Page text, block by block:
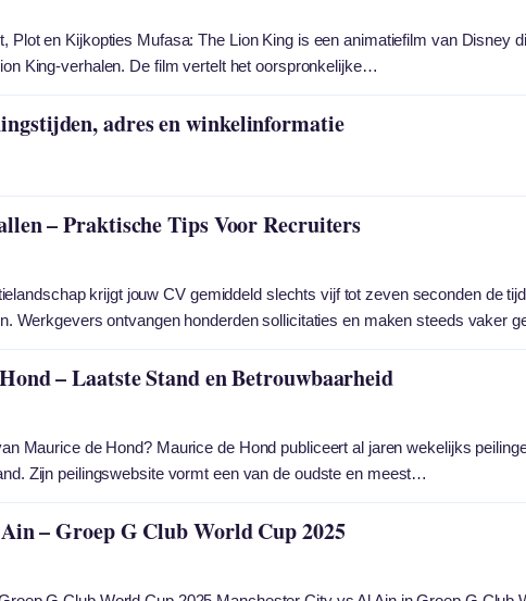
Plot en Kijkopties Mufasa: The Lion King is een animatiefilm van Disney
King-verhalen. De film vertelt het oorspronkelijke…
adres en winkelinformatie
– Praktische Tips Voor Recruiters
krijgt jouw CV gemiddeld slechts vijf tot zeven seconden de
Werkgevers ontvangen honderden sollicitaties en maken steeds vaker
– Laatste Stand en Betrouwbaarheid
Maurice de Hond? Maurice de Hond publiceert al jaren wekelijks
Zijn peilingswebsite vormt een van de oudste en meest…
– Groep G Club World Cup 2025